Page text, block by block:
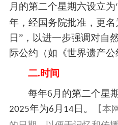
月的第二个星期六设立为
年，经国务院批准，更
日”，以进一步强调对自
际公约（如《世界遗产公
二.时间
每年6 月的第二个星
2025年为6 月 14日。
【本